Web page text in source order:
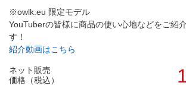
※owlk.eu 限定モデル
YouTuberの皆様に商品の使い心地などをご紹
す！
紹介動画はこちら
ネット販売
価格（税込）